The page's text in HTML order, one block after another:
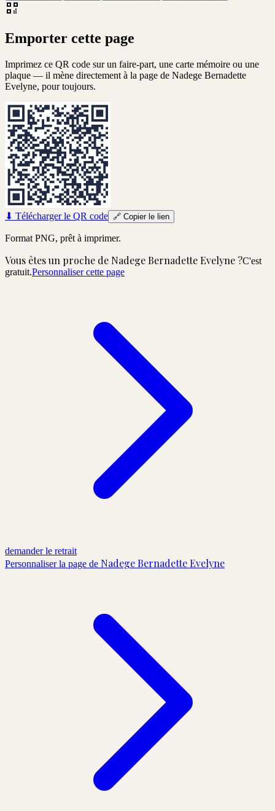
Emporter cette page
Imprimez ce QR code sur un faire-part, une carte mémoire ou une
plaque — il mène directement à la page de Nadege Bernadette
Evelyne, pour toujours.
⬇ Télécharger le QR code 🔗 Copier le lien
Format PNG, prêt à imprimer.
Vous êtes un proche de Nadege Bernadette Evelyne ?C'est
gratuit.Personnaliser cette page
demander le retrait
Personnaliser la page de Nadege Bernadette Evelyne